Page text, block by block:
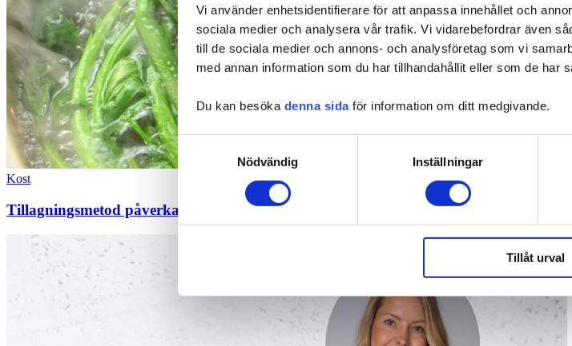
Vi använder enhetsidentifierare för att anpassa innehållet och
sociala medier och analysera vår trafik. Vi vidarebefordrar även
till de sociala medier och annons- och analysföretag som vi
med annan information som du har tillhandahållit eller som de har
Du kan besöka denna sidaför information om ditt medgivande.
Samtyckesval
Nödvändig
Inställningar
Tillåt urval
Kost
Tillagningsmetod påverkar inflammation och tarmbarriär